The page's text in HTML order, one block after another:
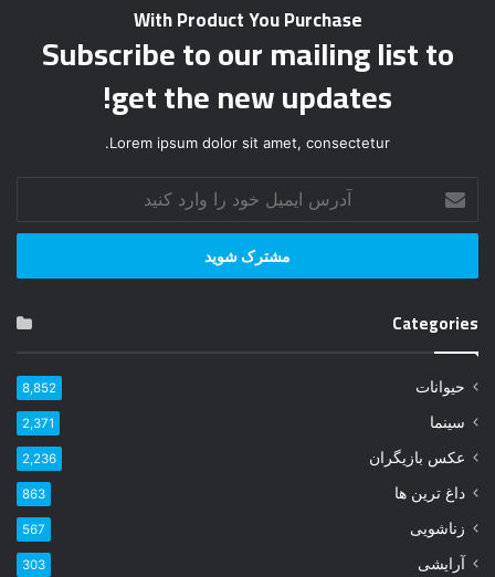
With Product You Purchase
Subscribe to our mailing list to
get the new updates!
Lorem ipsum dolor sit amet, consectetur.
ر
ا
م
ی
خ
و
ر
ا
ا
ر
Categories
حیوانات 8,852
سینما 2,371
عکس بازیگران 2,236
داغ ترین ها 863
زناشویی 567
آرایشی 303